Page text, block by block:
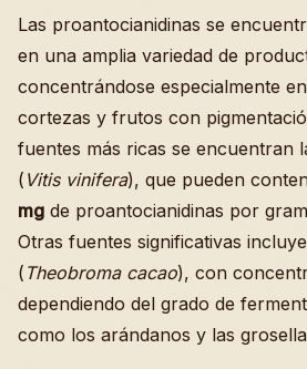
Las proantocianidinas se
en una amplia variedad de
concentrándose especialmente
cortezas y frutos con
fuentes más ricas se encuentran
( Vitis vinifera), que pueden
mg de proantocianidinas por
Otras fuentes significativas
( Theobroma cacao), con
dependiendo del grado de
como los arándanos y las